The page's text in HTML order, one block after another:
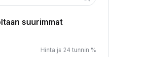
suurimmat
Hinta ja 24 tunnin %